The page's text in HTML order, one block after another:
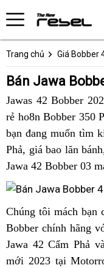
Trang chủ Giá Bobber
Bán Jawa
Jawas 42 Bobber
rẻ ho8n Bobber 350
bạn đang muốn tìm
Phả, siêu
thị
giá bao lăn
Jawa 42 Bobber 03
xe
cào
cao
Jawa
42
chạy
trong
Chúng tôi nơi
bán
Jawa
Bobber
mách bạn
Bobber chính hãng
Jawa 42 Cẩm Phả
mới 2023 tại